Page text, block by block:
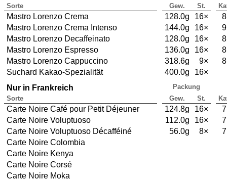
Sorte
Gew. St.
Mastro Lorenzo Crema 128.0g 16×
Mastro Lorenzo Crema Intenso
144.0g 16×
Mastro Lorenzo Decaffeinato
128.0g 16×
Mastro Lorenzo Espresso
136.0g 16×
Mastro Lorenzo Cappuccino
318.6g 9×
Suchard Kakao-Spezialität
400.0g
16×
Nur in Frankreich
Packung
Sorte
Gew. St.
Carte Noire Café pour Petit Déjeuner 124.8g 16×
Carte Noire Voluptuoso
112.0g 16×
Carte Noire Voluptuoso Décafféiné
56.0g 8×
Carte Noire Colombia
Carte Noire Kenya
Carte Noire Corsé
Carte Noire Moka